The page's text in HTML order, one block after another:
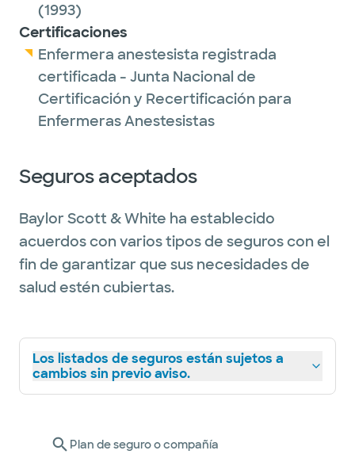
(1993)
Certificaciones
Enfermera anestesista registrada
certificada - Junta Nacional de
Certificación y Recertificación para
Enfermeras Anestesistas
Seguros aceptados
Baylor Scott & White ha establecido
acuerdos con varios tipos de seguros con el
fin de garantizar que sus necesidades de
salud estén cubiertas.
Los listados de seguros están sujetos a
cambios sin previo aviso.
Plan de seguro o compañía